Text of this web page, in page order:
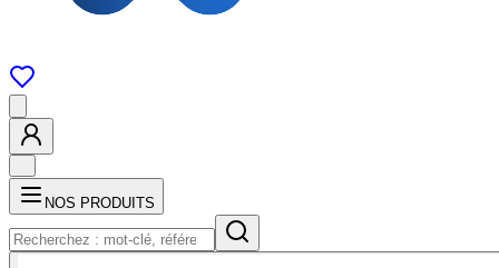
NOS PRODUITS